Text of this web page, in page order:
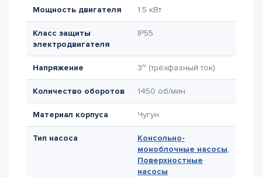
Мощность двигателя 1.5 кВт
Класс защиты
электродвигателя
IP55
Напряжение 3~ (трёхфазный ток)
Количество оборотов 1450 об/мин
Материал корпуса Чугун
Тип насоса
Консольно-
моноблочные насосы,
Поверхностные
насосы